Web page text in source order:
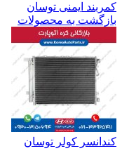
کمربند ایمنی توسان
بازگشت به محصولات
کندانسر کولر توسان